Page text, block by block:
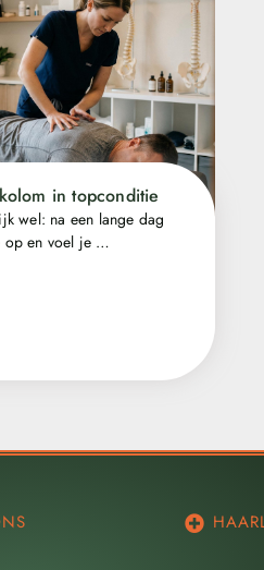
in topconditie
wel: na een lange dag
op en voel je …